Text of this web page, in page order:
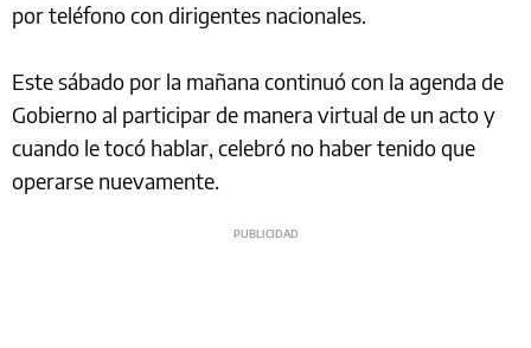
por teléfono con dirigentes nacionales.
Este sábado por la mañana continuó con la agenda de
Gobierno al participar de manera virtual de un acto y
cuando le tocó hablar, celebró no haber tenido que
operarse nuevamente.